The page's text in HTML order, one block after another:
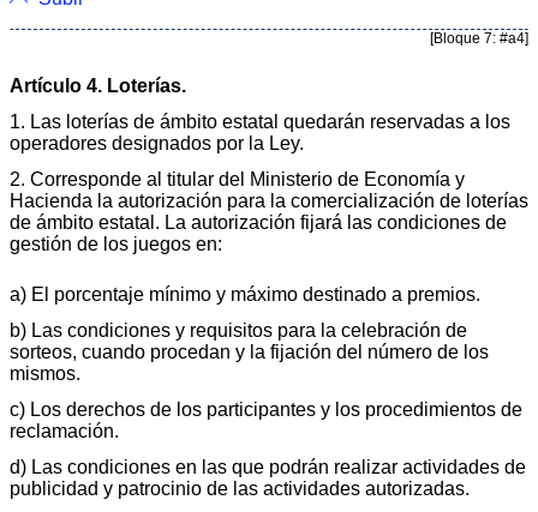
[Bloque 7: #a4]
Artículo 4. Loterías.
1. Las loterías de ámbito estatal quedarán reservadas a los
operadores designados por la Ley.
2. Corresponde al titular del Ministerio de Economía y
Hacienda la autorización para la comercialización de loterías
de ámbito estatal. La autorización fijará las condiciones de
gestión de los juegos en:
a) El porcentaje mínimo y máximo destinado a premios.
b) Las condiciones y requisitos para la celebración de
sorteos, cuando procedan y la fijación del número de los
mismos.
c) Los derechos de los participantes y los procedimientos de
reclamación.
d) Las condiciones en las que podrán realizar actividades de
publicidad y patrocinio de las actividades autorizadas.